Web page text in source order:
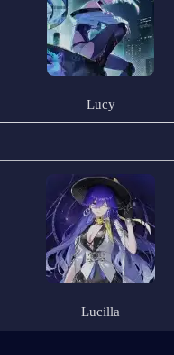
Lucy
Lucilla